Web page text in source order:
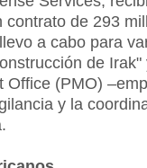
de 293
a cabo para
de Irak"
Office (PMO)
y la